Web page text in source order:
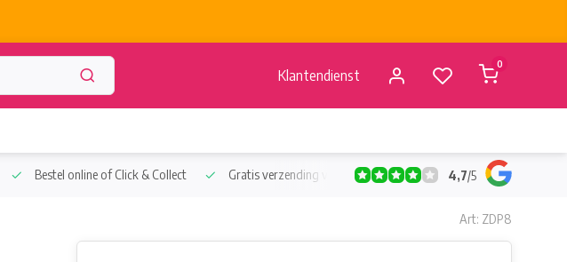
Klantendienst
0
Bestel online of Click & Collect Gratis verzending vanaf €50 Verzending vanaf BE €4,95 -
4,7/5
Art: ZDP8